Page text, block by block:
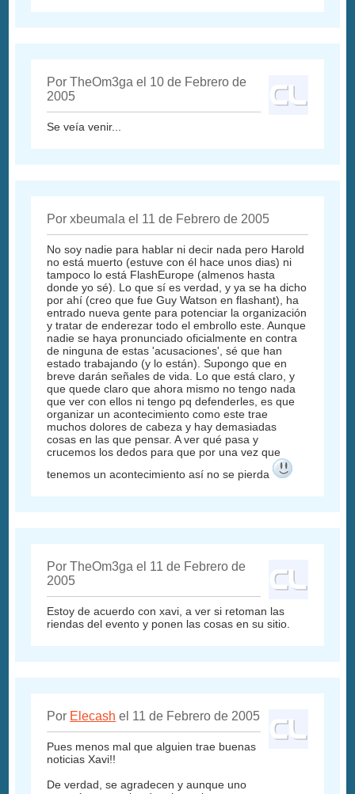
Por TheOm3ga el 10 de Febrero de
2005
Se veía venir...
Por xbeumala el 11 de Febrero de 2005
No soy nadie para hablar ni decir nada pero Harold
no está muerto (estuve con él hace unos dias) ni
tampoco lo está FlashEurope (almenos hasta
donde yo sé). Lo que sí es verdad, y ya se ha dicho
por ahí (creo que fue Guy Watson en flashant), ha
entrado nueva gente para potenciar la organización
y tratar de enderezar todo el embrollo este. Aunque
nadie se haya pronunciado oficialmente en contra
de ninguna de estas 'acusaciones', sé que han
estado trabajando (y lo están). Supongo que en
breve darán señales de vida. Lo que está claro, y
que quede claro que ahora mismo no tengo nada
que ver con ellos ni tengo pq defenderles, es que
organizar un acontecimiento como este trae
muchos dolores de cabeza y hay demasiadas
cosas en las que pensar. A ver qué pasa y
crucemos los dedos para que por una vez que
tenemos un acontecimiento así no se pierda
Por TheOm3ga el 11 de Febrero de
2005
Estoy de acuerdo con xavi, a ver si retoman las
riendas del evento y ponen las cosas en su sitio.
Por Elecash el 11 de Febrero de 2005
Pues menos mal que alguien trae buenas
noticias Xavi!!
De verdad, se agradecen y aunque uno